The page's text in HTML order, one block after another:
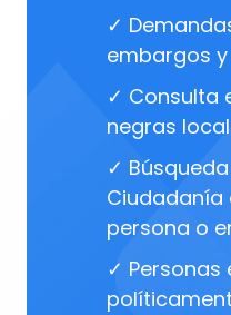
✓
embargos
✓ Consulta
negras
✓
Ciudadanía
persona o
✓ Personas